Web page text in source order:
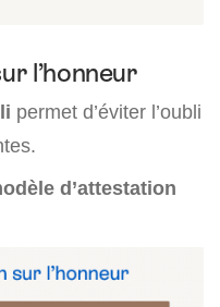
l’honneur
permet d’éviter l’oubli
d’attestation